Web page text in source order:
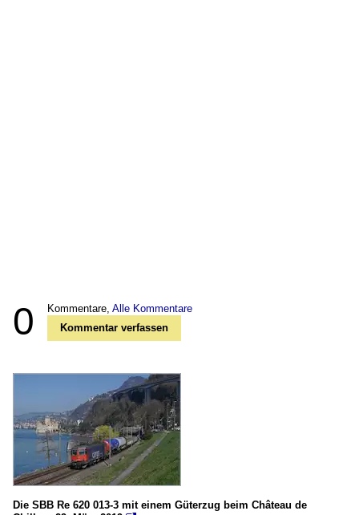
0 Kommentare, Alle Kommentare
Kommentar verfassen
Die SBB Re 620 013-3 mit einem Güterzug beim Château de